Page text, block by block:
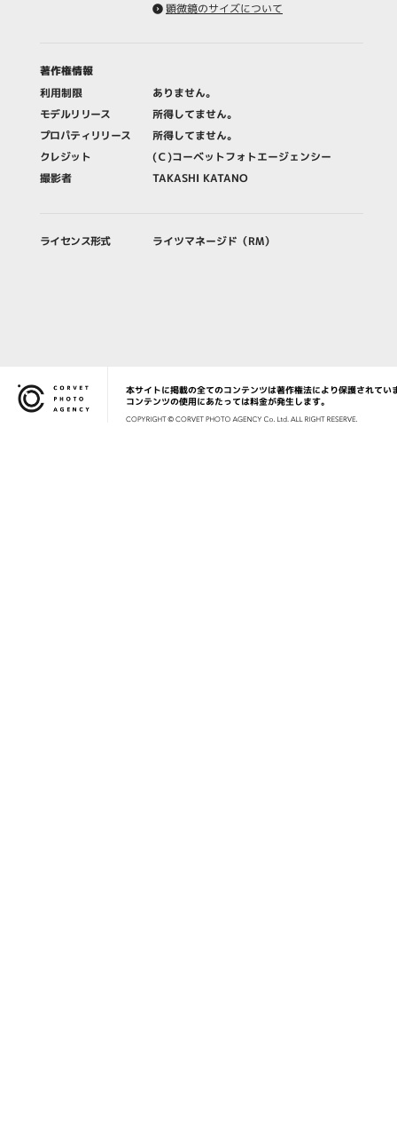
顕微鏡のサイズについて
著作権情報
利用制限
ありません。
モデルリリース
所得してません。
プロパティリリース
所得してません。
クレジット
(Ｃ)コーベットフォトエージェンシー
撮影者
TAKASHI KATANO
ライセンス形式 ライツマネージド（RM）
Corvet Photo Agency
本サイトに掲載の全てのコンテンツは著作権法により保護されてい
コンテンツの使用にあたっては料金が発生します。